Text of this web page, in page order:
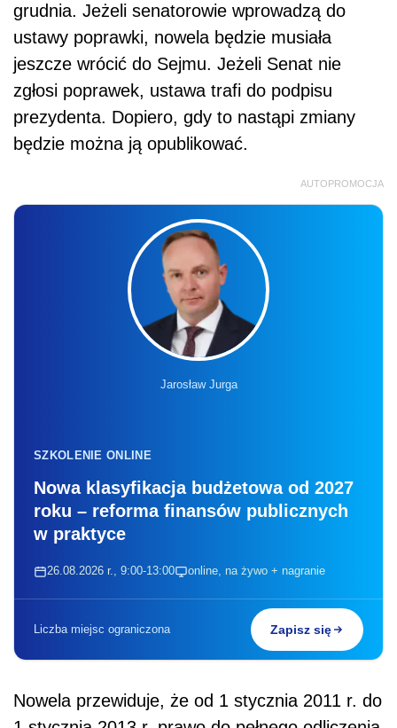
grudnia. Jeżeli senatorowie wprowadzą do
ustawy poprawki, nowela będzie musiała
jeszcze wrócić do Sejmu. Jeżeli Senat nie
zgłosi poprawek, ustawa trafi do podpisu
prezydenta. Dopiero, gdy to nastąpi zmiany
będzie można ją opublikować.
AUTOPROMOCJA
Jarosław Jurga
SZKOLENIE ONLINE
Nowa klasyfikacja budżetowa od 2027
roku – reforma finansów publicznych
w praktyce
26.08.2026 r., 9:00-13:00 online, na żywo + nagranie
Liczba miejsc ograniczona Zapisz się
Nowela przewiduje, że od 1 stycznia 2011 r. do